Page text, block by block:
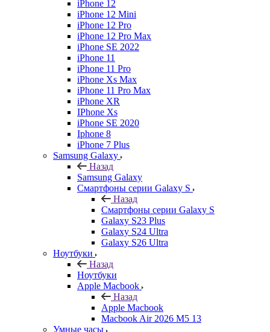
iPhone 12
iPhone 12 Mini
iPhone 12 Pro
iPhone 12 Pro Max
iPhone SE 2022
iPhone 11
iPhone 11 Pro
iPhone Xs Max
iPhone 11 Pro Max
iPhone XR
IPhone Xs
iPhone SE 2020
Iphone 8
iPhone 7 Plus
Samsung Galaxy
Назад
Samsung Galaxy
Смартфоны серии Galaxy S
Назад
Смартфоны серии Galaxy S
Galaxy S23 Plus
Galaxy S24 Ultra
Galaxy S26 Ultra
Ноутбуки
Назад
Ноутбуки
Apple Macbook
Назад
Apple Macbook
Macbook Air 2026 M5 13
Умные часы